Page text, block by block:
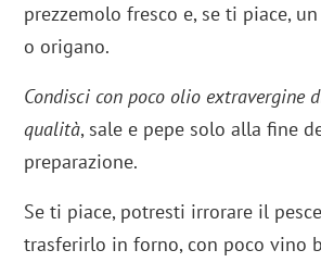
prezzemolo fresco e, se ti piace,
o origano.
Condisci con poco olio extravergine
qualità, sale e pepe solo alla fine
preparazione.
Se ti piace, potresti irrorare il
trasferirlo in forno, con poco vino